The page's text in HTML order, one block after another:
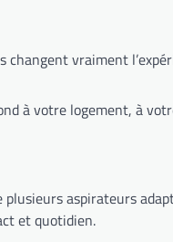
changent vraiment
à votre logement, à
plusieurs aspirateurs
et quotidien.